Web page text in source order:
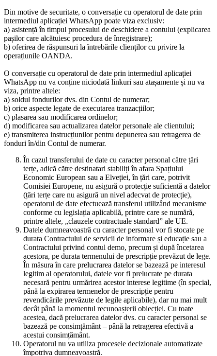
Din motive de securitate, o conversație cu operatorul de date prin
intermediul aplicației WhatsApp poate viza exclusiv:
a) asistență în timpul procesului de deschidere a contului (explicarea
pașilor care alcătuiesc procedura de înregistrare);
b) oferirea de răspunsuri la întrebările clienților cu privire la
operațiunile OANDA.
O conversație cu operatorul de date prin intermediul aplicației
WhatsApp nu va conține niciodată linkuri sau atașamente și nu va
viza, printre altele:
a) soldul fondurilor dvs. din Contul de numerar;
b) orice aspecte legate de executarea tranzacțiilor;
c) plasarea sau modificarea ordinelor;
d) modificarea sau actualizarea datelor personale ale clientului;
e) transmiterea instrucțiunilor pentru depunerea sau retragerea de
fonduri în/din Contul de numerar.
În cazul transferului de date cu caracter personal către țări
terțe, adică către destinatari stabiliți în afara Spațiului
Economic European sau a Elveției, în țări care, potrivit
Comisiei Europene, nu asigură o protecție suficientă a datelor
(țări terțe care nu asigură un nivel adecvat de protecție),
operatorul de date efectuează transferul utilizând mecanisme
conforme cu legislația aplicabilă, printre care se numără,
printre altele, „clauzele contractuale standard” ale UE.
Datele dumneavoastră cu caracter personal vor fi stocate pe
durata Contractului de servicii de informare și educație sau a
Contractului privind contul demo, precum și după încetarea
acestora, pe durata termenului de prescripție prevăzut de lege.
În măsura în care prelucrarea datelor se bazează pe interesul
legitim al operatorului, datele vor fi prelucrate pe durata
necesară pentru urmărirea acestor interese legitime (în special,
până la expirarea termenelor de prescripție pentru
revendicările prevăzute de legile aplicabile), dar nu mai mult
decât până la momentul recunoașterii obiecției. Cu toate
acestea, dacă prelucrarea datelor dvs. cu caracter personal se
bazează pe consimțământ – până la retragerea efectivă a
acestui consimțământ.
Operatorul nu va utiliza procesele decizionale automatizate
împotriva dumneavoastră.